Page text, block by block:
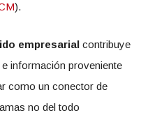
).
empresarial contribuye
e información proveniente
como un conector de
no del todo